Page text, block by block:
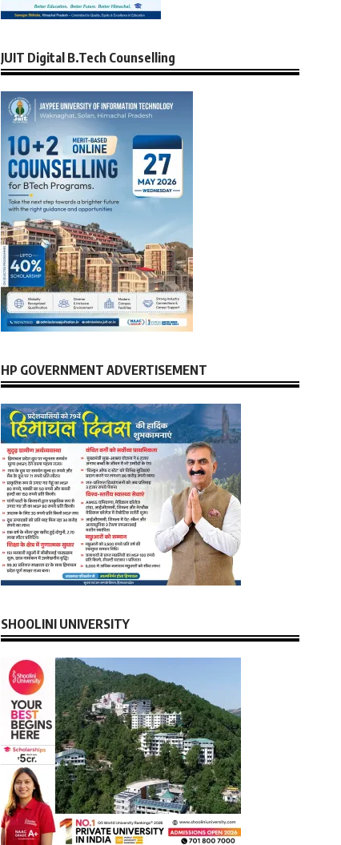
JUIT Digital B.Tech Counselling
HP GOVERNMENT ADVERTISEMENT
SHOOLINI UNIVERSITY